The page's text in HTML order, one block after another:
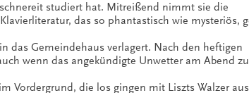
studiert hat. Mitreißend nimmt sie die
das so phantastisch wie mysteriös,
das Gemeindehaus verlagert. Nach den heftigen
wenn das angekündigte Unwetter am Abend
Vordergrund, die los gingen mit Liszts Walzer aus